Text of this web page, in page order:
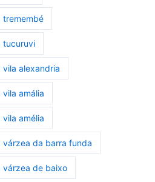
tremembé
tucuruvi
alexandria
amália
amélia
da barra funda
várzea de baixo